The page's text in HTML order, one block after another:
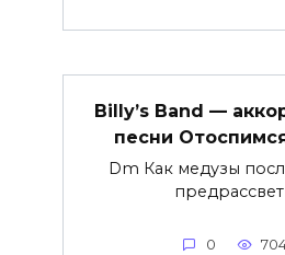
Billy’s Band —
песни
Dm Как медузы
0